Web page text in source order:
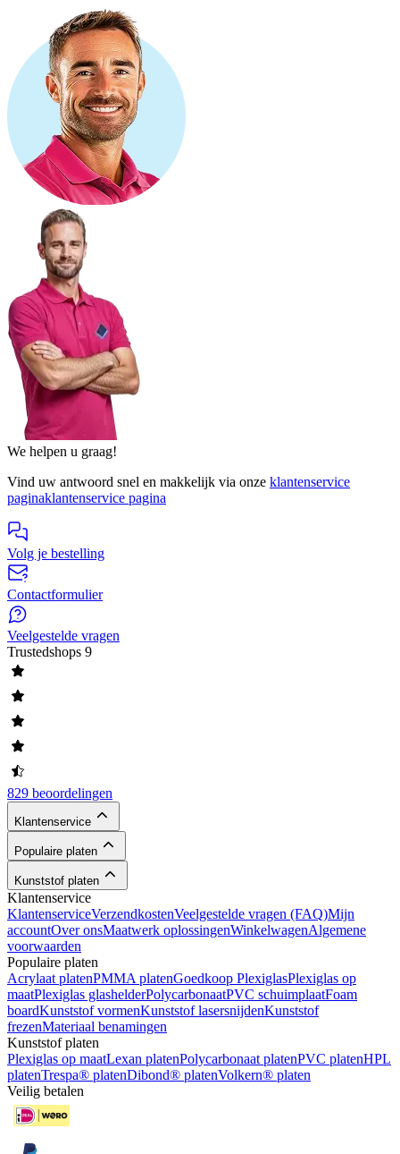
We helpen u graag!
Vind uw antwoord snel en makkelijk via onze klantenservice
paginaklantenservice pagina
Volg je bestelling
Contactformulier
Veelgestelde vragen
Trustedshops 9
829 beoordelingen
Klantenservice
Populaire platen
Kunststof platen
Klantenservice
KlantenserviceVerzendkostenVeelgestelde vragen (FAQ)Mijn
accountOver onsMaatwerk oplossingenWinkelwagenAlgemene
voorwaarden
Populaire platen
Acrylaat platenPMMA platenGoedkoop PlexiglasPlexiglas op
maatPlexiglas glashelderPolycarbonaatPVC schuimplaatFoam
boardKunststof vormenKunststof lasersnijdenKunststof
frezenMateriaal benamingen
Kunststof platen
Plexiglas op maatLexan platenPolycarbonaat platenPVC platenHPL
platenTrespa® platenDibond® platenVolkern® platen
Veilig betalen